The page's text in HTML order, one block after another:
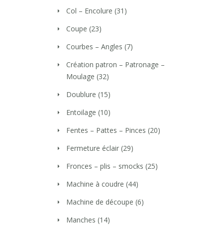
Col – Encolure (31)
Coupe (23)
Courbes – Angles (7)
Création patron – Patronage –
Moulage (32)
Doublure (15)
Entoilage (10)
Fentes – Pattes – Pinces (20)
Fermeture éclair (29)
Fronces – plis – smocks (25)
Machine à coudre (44)
Machine de découpe (6)
Manches (14)